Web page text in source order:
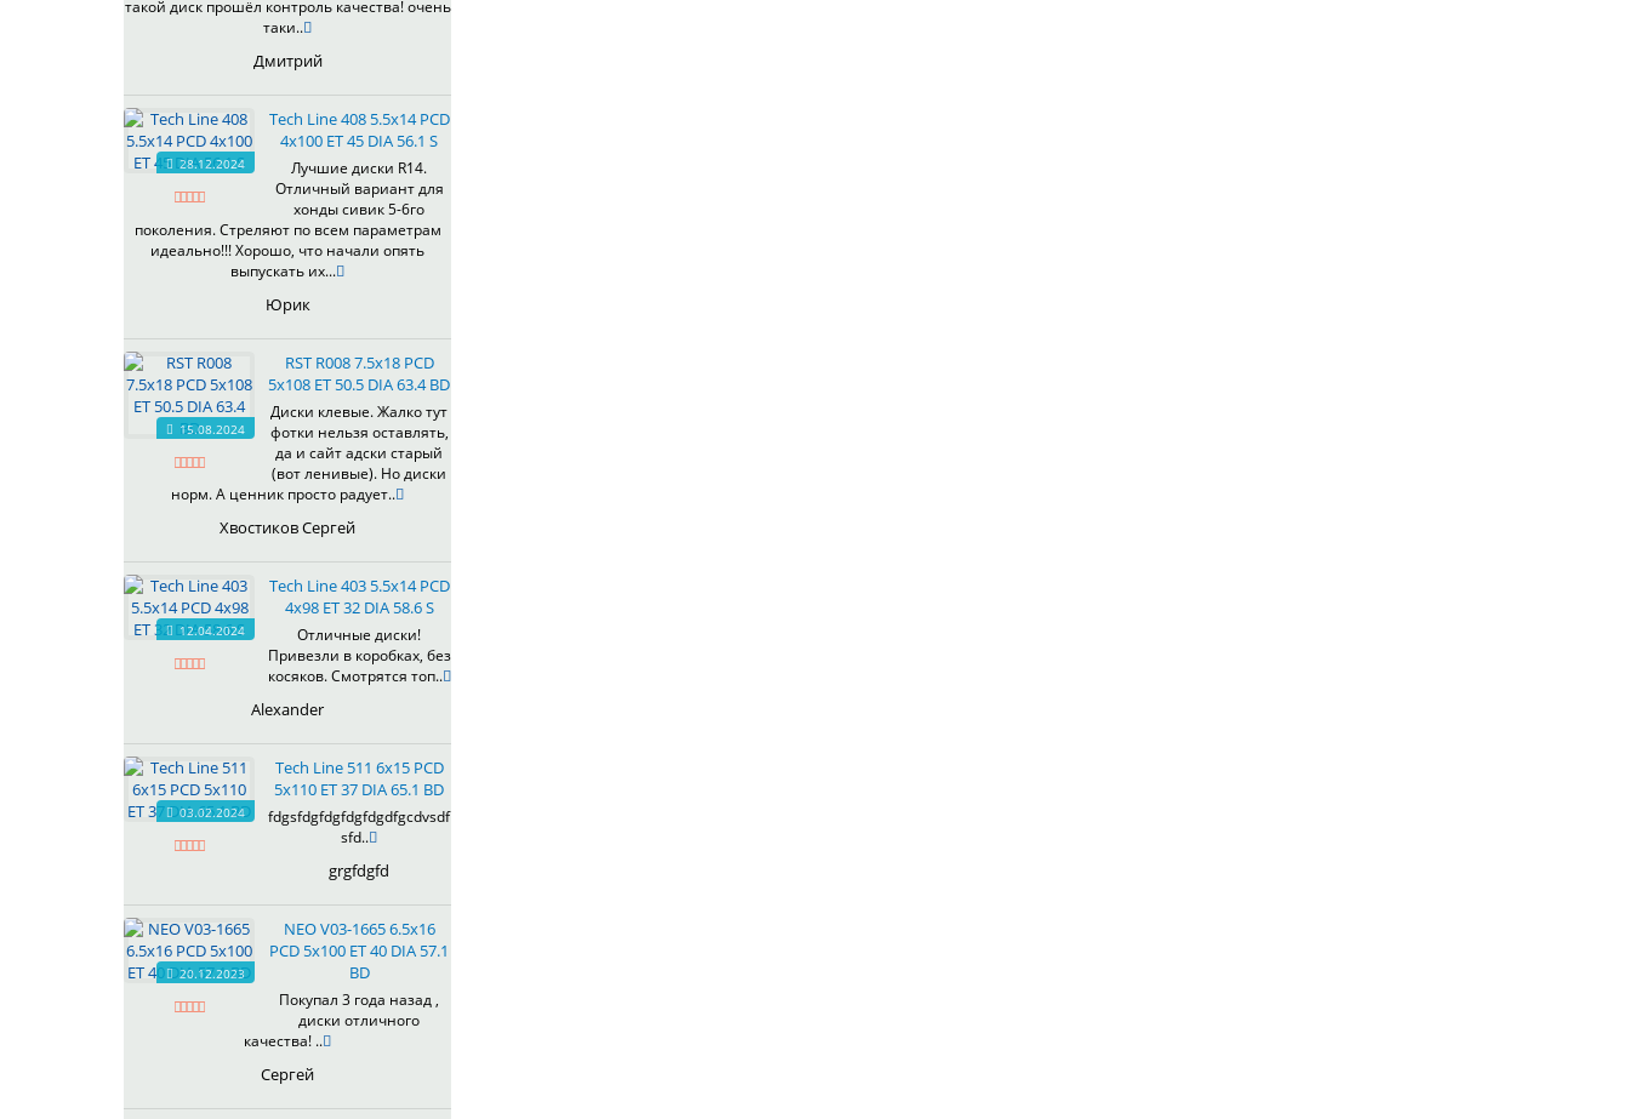
такой диск прошёл контроль качества! очень
таки..
Дмитрий
28.12.2024
Tech Line 408 5.5x14 PCD
4x100 ET 45 DIA 56.1 S
Лучшие диски R14.
Отличный вариант для
хонды сивик 5-6го
поколения. Стреляют по всем параметрам
идеально!!! Хорошо, что начали опять
выпускать их...
Юрик
15.08.2024
RST R008 7.5x18 PCD
5x108 ET 50.5 DIA 63.4 BD
Диски клевые. Жалко тут
фотки нельзя оставлять,
да и сайт адски старый
(вот ленивые). Но диски
норм. А ценник просто радует..
Хвостиков Сергей
12.04.2024
Tech Line 403 5.5x14 PCD
4x98 ET 32 DIA 58.6 S
Отличные диски!
Привезли в коробках, без
косяков. Смотрятся топ..
Alexander
03.02.2024
Tech Line 511 6x15 PCD
5x110 ET 37 DIA 65.1 BD
fdgsfdgfdgfdgfdgdfgcdvsdf
sfd..
grgfdgfd
20.12.2023
NEO V03-1665 6.5x16
PCD 5x100 ET 40 DIA 57.1
BD
Покупал 3 года назад ,
диски отличного
качества! ..
Сергей